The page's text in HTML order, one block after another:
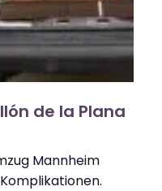
de la Plana
Mannheim